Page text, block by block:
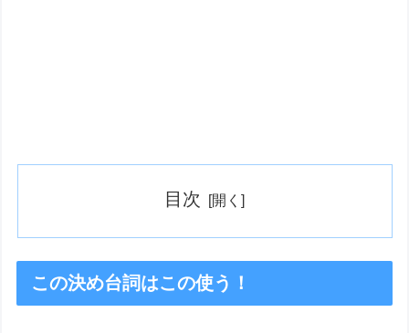
目次
この決め台詞はこの使う！